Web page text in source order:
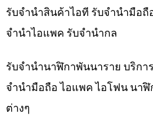
รับจำนำสินค้าไอที รับจำนำมือ
จำนำไอแพค รับจำนำกล
รับจำนำนาฬิกาพันนาราย บริกา
จำนำมือถือ ไอแพค ไอโฟน นา
ต่างๆ